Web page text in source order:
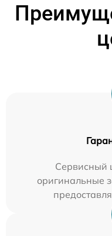
Сервисный
оригинальные